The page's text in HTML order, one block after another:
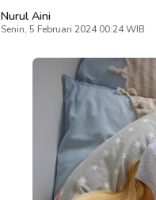
Nurul Aini
Senin, 5 Februari 2024 00:24 WIB